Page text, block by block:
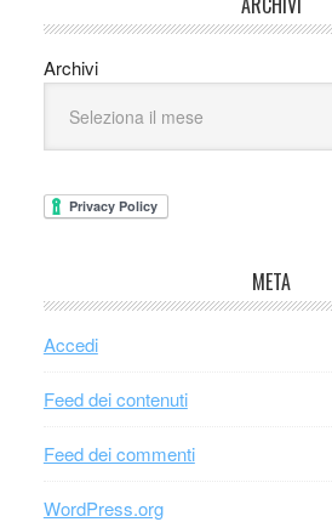
Archivi
META
Accedi
Feed dei contenuti
Feed dei commenti
WordPress.org